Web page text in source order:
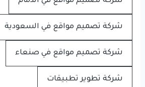
شركة تصميم مواقع في السعودية
شركة تصميم مواقع في صنعاء
شركة تطوير تطبيقات